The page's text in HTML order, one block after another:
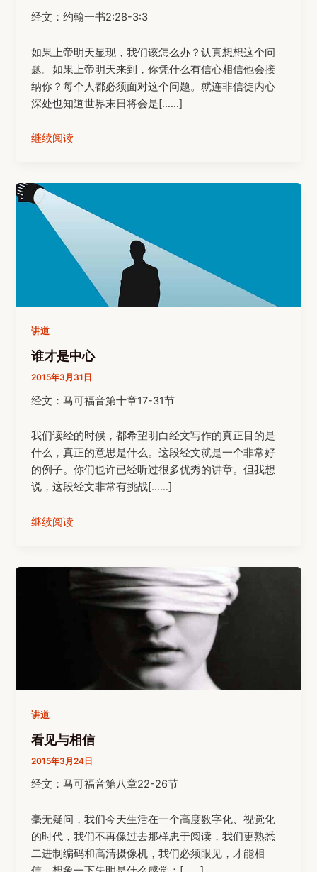
经文：约翰一书2:28-3:3
如果上帝明天显现，我们该怎么办？认真想想这个问
题。如果上帝明天来到，你凭什么有信心相信他会接
纳你？每个人都必须面对这个问题。就连非信徒内心
深处也知道世界末日将会是[……]
继续阅读
讲道
谁才是中心
2015年3月31日
经文：马可福音第十章17-31节
我们读经的时候，都希望明白经文写作的真正目的是
什么，真正的意思是什么。这段经文就是一个非常好
的例子。你们也许已经听过很多优秀的讲章。但我想
说，这段经文非常有挑战[……]
继续阅读
讲道
看见与相信
2015年3月24日
经文：马可福音第八章22-26节
毫无疑问，我们今天生活在一个高度数字化、视觉化
的时代，我们不再像过去那样忠于阅读，我们更熟悉
二进制编码和高清摄像机，我们必须眼见，才能相